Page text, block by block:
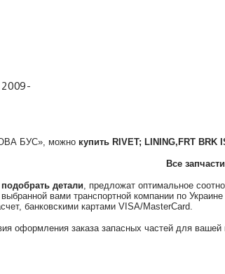
2009-
БУС», можно купить RIVET; LINING,FRT BRK
Все
подобрать детали, предложат оптимальное
выбранной вами транспортной компании по
банковскими картами VISA/MasterCard.
оформления заказа запасных частей для